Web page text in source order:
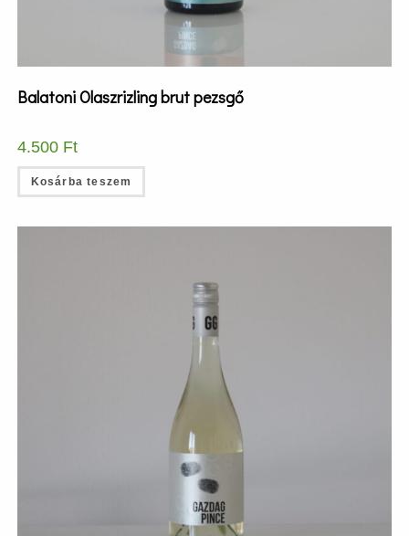
Balatoni Olaszrizling brut pezsgő
4.500 Ft
Kosárba teszem